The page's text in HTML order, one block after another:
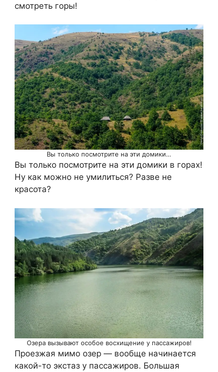
смотреть горы!
Вы только посмотрите на эти домики…
Вы только посмотрите на эти домики в горах!
Ну как можно не умилиться? Разве не
красота?
Озера вызывают особое восхищение у пассажиров!
Проезжая мимо озер — вообще начинается
какой-то экстаз у пассажиров. Большая